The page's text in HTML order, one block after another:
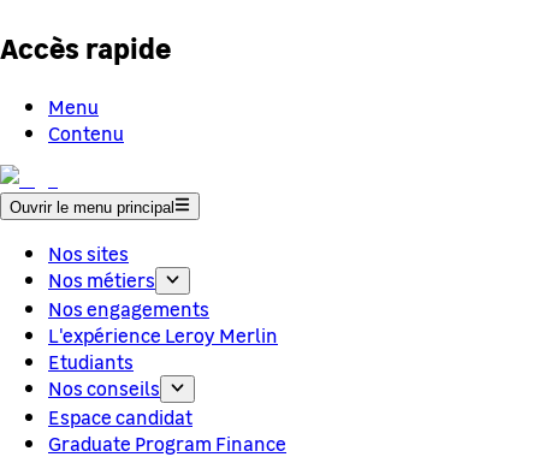
Accès rapide
Menu
Contenu
Ouvrir le menu principal
Nos sites
Nos métiers
Nos engagements
L'expérience Leroy Merlin
Etudiants
Nos conseils
Espace candidat
Graduate Program Finance